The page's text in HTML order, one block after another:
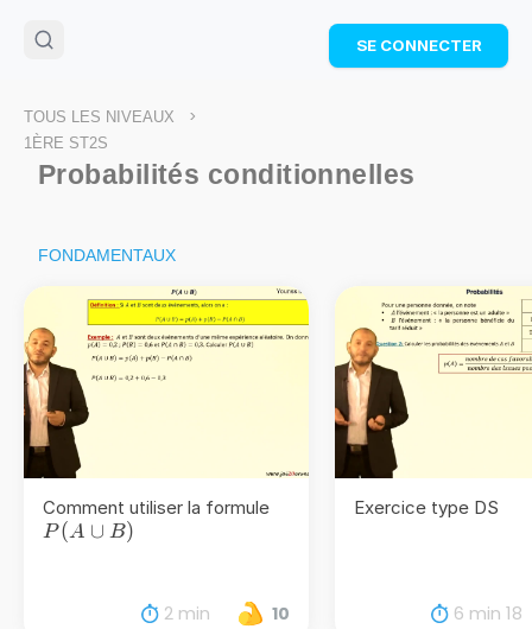
🌴Cahier de vacances offert
: révise les maths cet
Télécharge ton PDF gratuit et progresse avec des
SE CONNECTER
TOUS LES NIVEAUX >
1ÈRE ST2S
Probabilités conditionnelles
FONDAMENTAUX
Comment utiliser la formule
P(A
P (A ∪ B)
2 min 10
Exercice type DS
6 min 18